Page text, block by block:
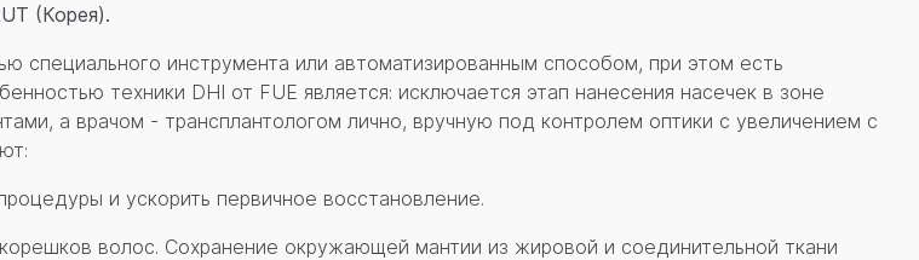
(Корея).
инструмента или автоматизированным способом, при этом есть
техники DHI от FUE является: исключается этап нанесения насечек в зоне
а врачом - трансплантологом лично, вручную под контролем оптики с увеличением с
и ускорить первичное восстановление.
волос. Сохранение окружающей мантии из жировой и соединительной ткани